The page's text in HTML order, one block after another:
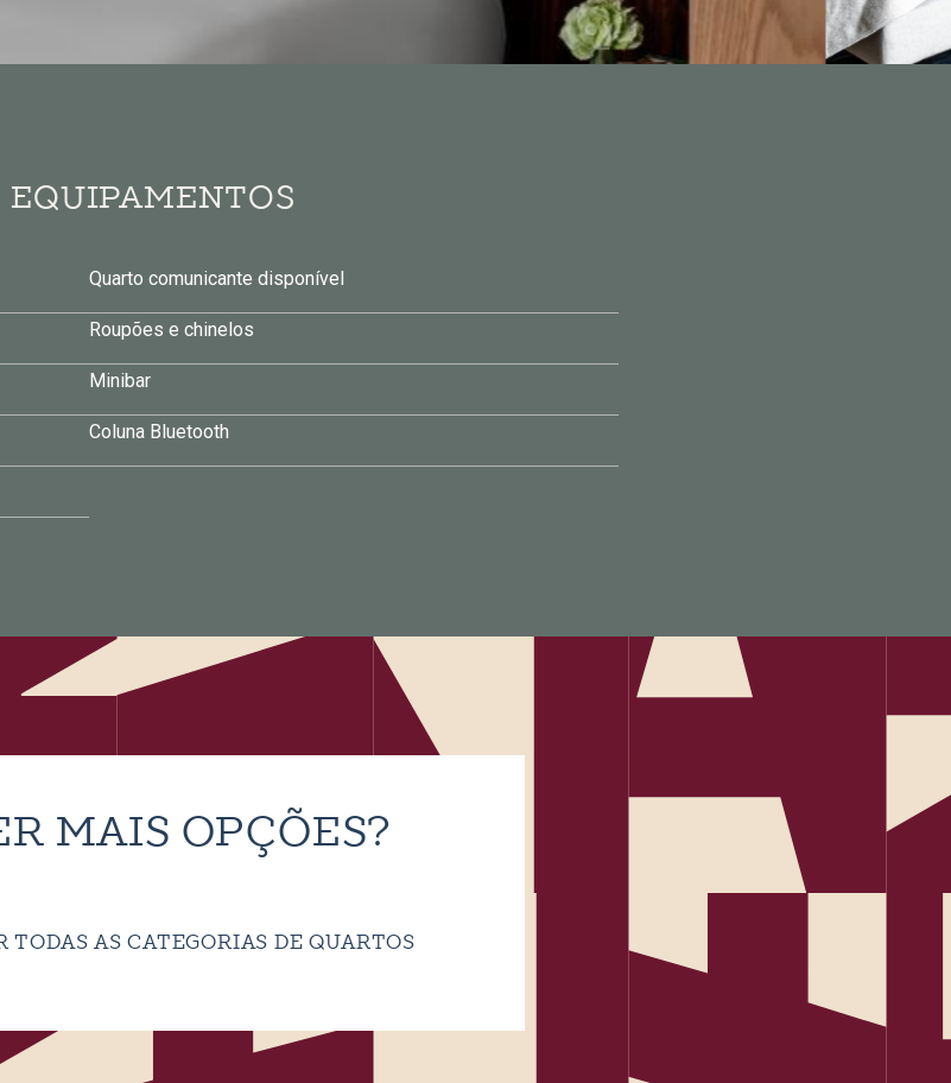
EQUIPAMENTOS
Quarto comunicante disponível
Roupões e chinelos
Minibar
Coluna Bluetooth
MAIS OPÇÕES?
TODAS AS CATEGORIAS DE QUARTOS